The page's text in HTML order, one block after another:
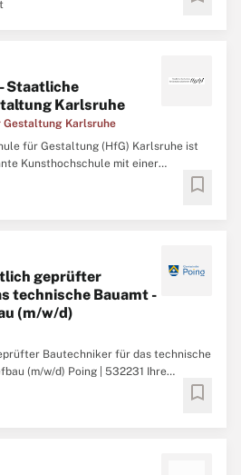
Staatliche
Karlsruhe
Karlsruhe
für Gestaltung (HfG) Karlsruhe ist
Kunsthochschule mit einer
von künstlerischen, gestalterischen und
HfG bietet ihren circa 360
bookmark
geprüfter
technische Bauamt -
(m/w/d)
Bautechniker für das technische
(m/w/d) Poing | 532231 Ihre
(Straßen, Wege, Plätze) sowie im
bookmark